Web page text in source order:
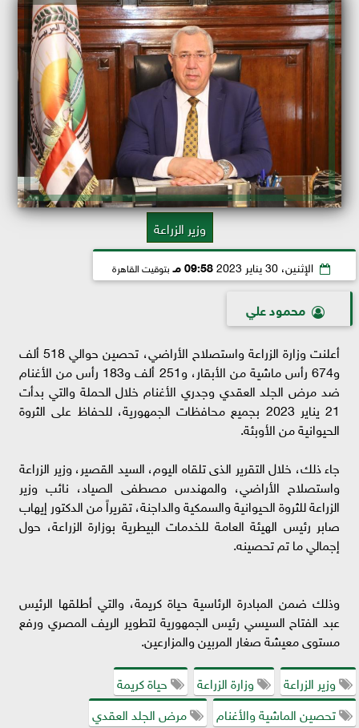
وزير الزراعة
الإثنين، 30 يناير 2023 09:58 مـ بتوقيت القاهرة
محمود علي
أعلنت وزارة الزراعة واستصلاح الأراضي، تحصين حوالي 518 ألف
و674 رأس ماشية من الأبقار، و251 ألف و183 رأس من الأغنام
ضد مرض الجلد العقدي وجدري الأغنام خلال الحملة والتي بدأت
21 يناير 2023 بجميع محافظات الجمهورية، للحفاظ على الثروة
الحيوانية من الأوبئة.
جاء ذلك، خلال التقرير الذى تلقاه اليوم، السيد القصير، وزير الزراعة
واستصلاح الأراضي، والمهندس مصطفى الصياد، نائب وزير
الزراعة للثروة الحيوانية والسمكية والداجنة، تقريراً من الدكتور إيهاب
صابر رئيس الهيئة العامة للخدمات البيطرية بوزارة الزراعة، حول
إجمالي ما تم تحصينه.
وذلك ضمن المبادرة الرئاسية حياة كريمة، والتي أطلقها الرئيس
عبد الفتاح السيسي رئيس الجمهورية لتطوير الريف المصري ورفع
مستوى معيشة صغار المربين والمزارعين.
وزير الزراعة
وزارة الزراعة
حياة كريمة
تحصين الماشية والأغنام
مرض الجلد العقدي